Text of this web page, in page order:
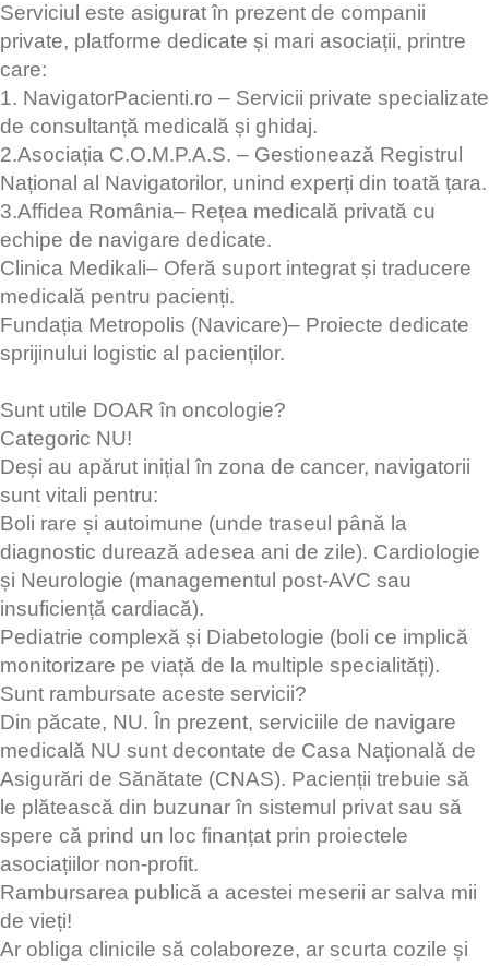
Serviciul este asigurat în prezent de companii
private, platforme dedicate și mari asociații, printre
care:
1. NavigatorPacienti.ro – Servicii private specializate
de consultanță medicală și ghidaj.
2.Asociația C.O.M.P.A.S. – Gestionează Registrul
Național al Navigatorilor, unind experți din toată țara.
3.Affidea România– Rețea medicală privată cu
echipe de navigare dedicate.
Clinica Medikali– Oferă suport integrat și traducere
medicală pentru pacienți.
Fundația Metropolis (Navicare)– Proiecte dedicate
sprijinului logistic al pacienților.
Sunt utile DOAR în oncologie?
Categoric NU!
Deși au apărut inițial în zona de cancer, navigatorii
sunt vitali pentru:
Boli rare și autoimune (unde traseul până la
diagnostic durează adesea ani de zile). Cardiologie
și Neurologie (managementul post-AVC sau
insuficiență cardiacă).
Pediatrie complexă și Diabetologie (boli ce implică
monitorizare pe viață de la multiple specialități).
Sunt rambursate aceste servicii?
Din păcate, NU. În prezent, serviciile de navigare
medicală NU sunt decontate de Casa Națională de
Asigurări de Sănătate (CNAS). Pacienții trebuie să
le plătească din buzunar în sistemul privat sau să
spere că prind un loc finanțat prin proiectele
asociațiilor non-profit.
Rambursarea publică a acestei meserii ar salva mii
de vieți!
Ar obliga clinicile să colaboreze, ar scurta cozile și